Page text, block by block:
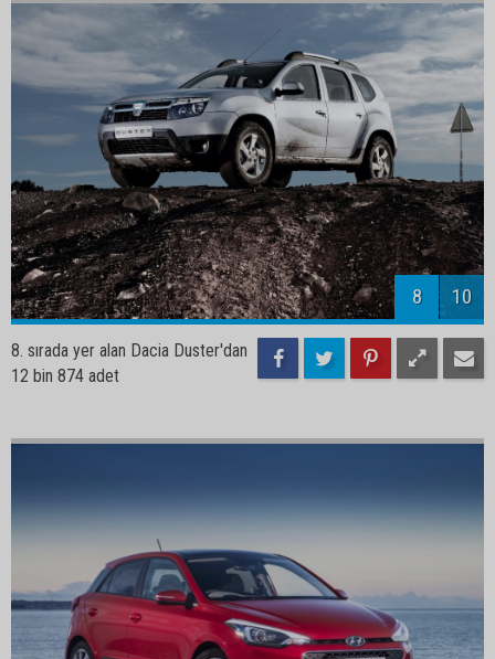
8 10
8. sırada yer alan Dacia Duster'dan
12 bin 874 adet